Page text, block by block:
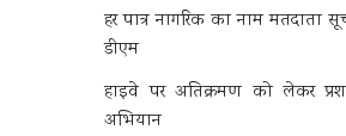
हर पात्र नागरिक का नाम मतदाता
डीएम
हाइवे पर अतिक्रमण को लेकर
अभियान